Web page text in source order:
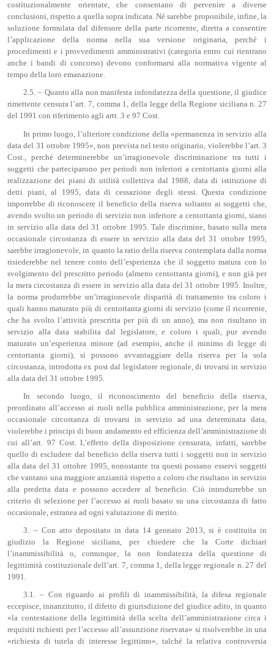
costituzionalmente orientate, che consentano di pervenire a diverse
conclusioni, rispetto a quella sopra indicata. Né sarebbe proponibile, infine, la
soluzione formulata dal difensore della parte ricorrente, diretta a consentire
l’applicazione della norma nella sua versione originaria, perché i
procedimenti e i provvedimenti amministrativi (categoria entro cui rientrano
anche i bandi di concorso) devono conformarsi alla normativa vigente al
tempo della loro emanazione.
2.5. – Quanto alla non manifesta infondatezza della questione, il giudice
rimettente censura l’art. 7, comma 1, della legge della Regione siciliana n. 27
del 1991 con riferimento agli artt. 3 e 97 Cost.
In primo luogo, l’ulteriore condizione della «permanenza in servizio alla
data del 31 ottobre 1995», non prevista nel testo originario, violerebbe l’art. 3
Cost., perché determinerebbe un’irragionevole discriminazione tra tutti i
soggetti che parteciparono per periodi non inferiori a centottanta giorni alla
realizzazione dei piani di utilità collettiva dal 1988, data di istituzione di
detti piani, al 1995, data di cessazione degli stessi. Questa condizione
imporrebbe di riconoscere il beneficio della riserva soltanto ai soggetti che,
avendo svolto un periodo di servizio non inferiore a centottanta giorni, siano
in servizio alla data del 31 ottobre 1995. Tale discrimine, basato sulla mera
occasionale circostanza di essere in servizio alla data del 31 ottobre 1995,
sarebbe irragionevole, in quanto la ratio della riserva contemplata dalla norma
risiederebbe nel tenere conto dell’esperienza che il soggetto matura con lo
svolgimento del prescritto periodo (almeno centottanta giorni), e non già per
la mera circostanza di essere in servizio alla data del 31 ottobre 1995. Inoltre,
la norma produrrebbe un’irragionevole disparità di trattamento tra coloro i
quali hanno maturato più di centottanta giorni di servizio (come il ricorrente,
che ha svolto l’attività prescritta per più di un anno), ma non risultano in
servizio alla data stabilita dal legislatore, e coloro i quali, pur avendo
maturato un’esperienza minore (ad esempio, anche il minimo di legge di
centottanta giorni), si possono avvantaggiare della riserva per la sola
circostanza, introdotta ex post dal legislatore regionale, di trovarsi in servizio
alla data del 31 ottobre 1995.
In secondo luogo, il riconoscimento del beneficio della riserva,
preordinato all’accesso ai ruoli nella pubblica amministrazione, per la mera
occasionale circostanza di trovarsi in servizio ad una determinata data,
violerebbe i principi di buon andamento ed efficienza dell’amministrazione di
cui all’art. 97 Cost. L’effetto della disposizione censurata, infatti, sarebbe
quello di escludere dal beneficio della riserva tutti i soggetti non in servizio
alla data del 31 ottobre 1995, nonostante tra questi possano esservi soggetti
che vantano una maggiore anzianità rispetto a coloro che risultano in servizio
alla predetta data e possono accedere al beneficio. Ciò introdurrebbe un
criterio di selezione per l’accesso ai ruoli basato su una circostanza di fatto
occasionale, estranea ad ogni valutazione di merito.
3. – Con atto depositato in data 14 gennaio 2013, si è costituita in
giudizio la Regione siciliana, per chiedere che la Corte dichiari
l’inammissibilità o, comunque, la non fondatezza della questione di
legittimità costituzionale dell’art. 7, comma 1, della legge regionale n. 27 del
1991.
3.1. – Con riguardo ai profili di inammissibilità, la difesa regionale
eccepisce, innanzitutto, il difetto di giurisdizione del giudice adito, in quanto
«la contestazione della legittimità della scelta dell’amministrazione circa i
requisiti richiesti per l’accesso all’assunzione riservata» si risolverebbe in una
«richiesta di tutela di interesse legittimo», talché la relativa controversia